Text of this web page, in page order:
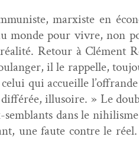
marx­iste en
monde pour vivre, non
Retour à Clé­ment
il le rap­pelle,
celui qui accueille
illu­soire. » Le
dans le
une faute con­tre le